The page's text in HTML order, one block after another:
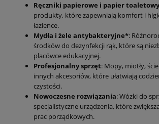
Ręczniki papierowe i papier toaletowy
produkty, które zapewniają komfort i
łazience.
Mydła i żele antybakteryjne*:
środków do dezynfekcji rąk, które są
placówce edukacyjnej.
Profesjonalny sprzęt: Mopy, miotły,
innych akcesoriów, które ułatwiają
czystości.
Nowoczesne rozwiązania: Wózki do
specjalistyczne urządzenia, które
prac porządkowych.